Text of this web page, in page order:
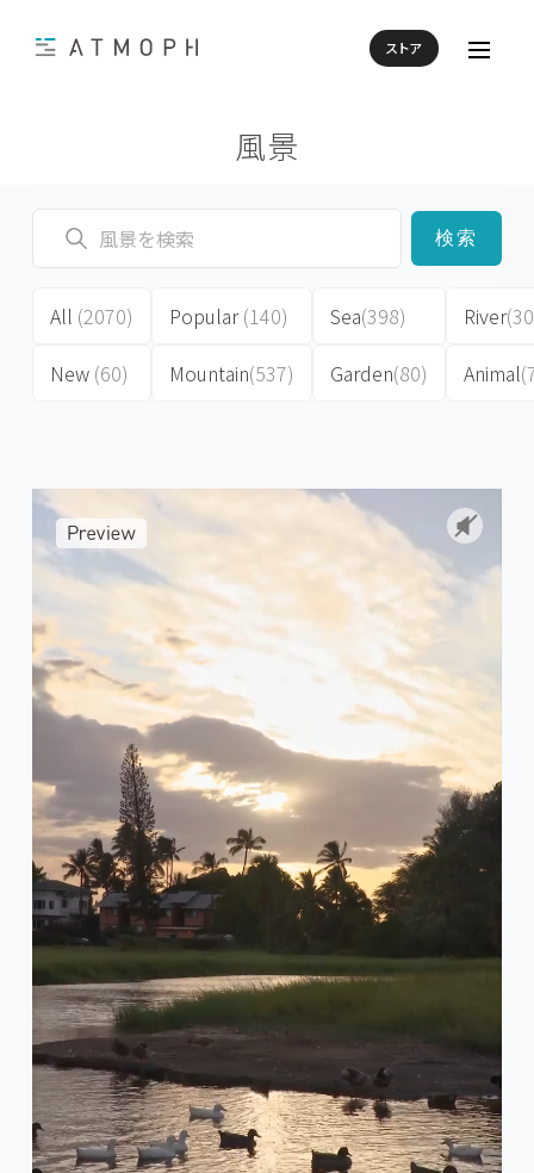
ストア
風景
検索
All (2070)
New (60)
Popular(140)
Mountain(537)
Sea(398)
Garden(80)
River
Animal